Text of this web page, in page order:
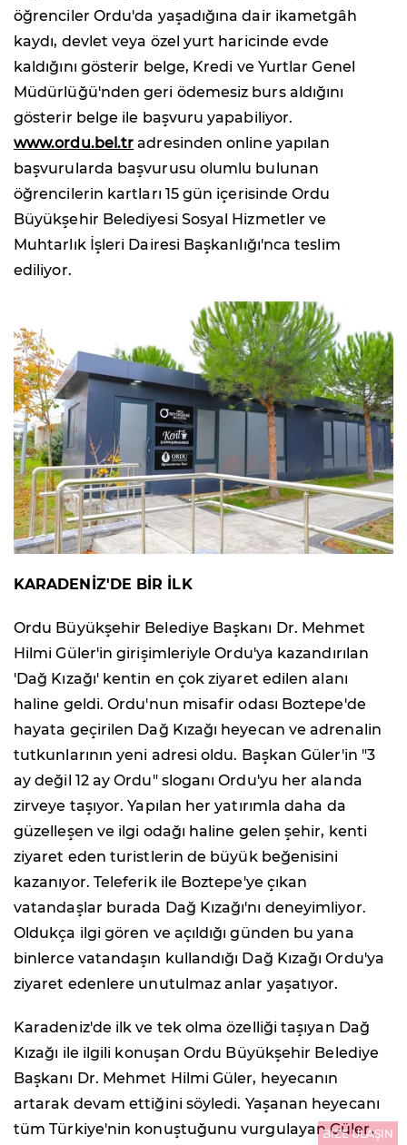
öğrenciler Ordu'da yaşadığına dair ikametgâh
kaydı, devlet veya özel yurt haricinde evde
kaldığını gösterir belge, Kredi ve Yurtlar Genel
Müdürlüğü'nden geri ödemesiz burs aldığını
gösterir belge ile başvuru yapabiliyor.
www.ordu.bel.tr adresinden online yapılan
başvurularda başvurusu olumlu bulunan
öğrencilerin kartları 15 gün içerisinde Ordu
Büyükşehir Belediyesi Sosyal Hizmetler ve
Muhtarlık İşleri Dairesi Başkanlığı'nca teslim
ediliyor.
KARADENİZ'DE BİR İLK
Ordu Büyükşehir Belediye Başkanı Dr. Mehmet
Hilmi Güler'in girişimleriyle Ordu'ya kazandırılan
'Dağ Kızağı' kentin en çok ziyaret edilen alanı
haline geldi. Ordu'nun misafir odası Boztepe'de
hayata geçirilen Dağ Kızağı heyecan ve adrenalin
tutkunlarının yeni adresi oldu. Başkan Güler'in "3
ay değil 12 ay Ordu" sloganı Ordu'yu her alanda
zirveye taşıyor. Yapılan her yatırımla daha da
güzelleşen ve ilgi odağı haline gelen şehir, kenti
ziyaret eden turistlerin de büyük beğenisini
kazanıyor. Teleferik ile Boztepe'ye çıkan
vatandaşlar burada Dağ Kızağı'nı deneyimliyor.
Oldukça ilgi gören ve açıldığı günden bu yana
binlerce vatandaşın kullandığı Dağ Kızağı Ordu'ya
ziyaret edenlere unutulmaz anlar yaşatıyor.
Karadeniz'de ilk ve tek olma özelliği taşıyan Dağ
Kızağı ile ilgili konuşan Ordu Büyükşehir Belediye
Başkanı Dr. Mehmet Hilmi Güler, heyecanın
artarak devam ettiğini söyledi. Yaşanan heyecanı
tüm Türkiye'nin konuştuğunu vurgulayan Güler,
BİZE ULAŞIN